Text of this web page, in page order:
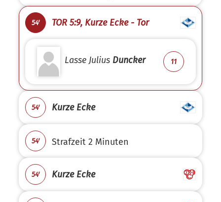
54' TOR 5:9, Kurze Ecke - Tor
Lasse Julius Duncker 11
54' Kurze Ecke
54' Strafzeit 2 Minuten
54' Kurze Ecke